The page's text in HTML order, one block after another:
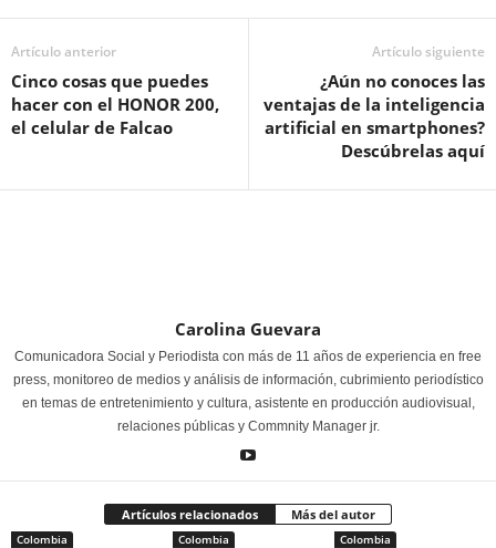
Artículo anterior
Cinco cosas que puedes
hacer con el HONOR 200,
el celular de Falcao
Artículo siguiente
¿Aún no conoces las
ventajas de la inteligencia
artificial en smartphones?
Descúbrelas aquí
Carolina Guevara
Comunicadora Social y Periodista con más de 11 años de experiencia en free
press, monitoreo de medios y análisis de información, cubrimiento periodístico
en temas de entretenimiento y cultura, asistente en producción audiovisual,
relaciones públicas y Commnity Manager jr.
Artículos relacionados Más del autor
Colombia Colombia Colombia